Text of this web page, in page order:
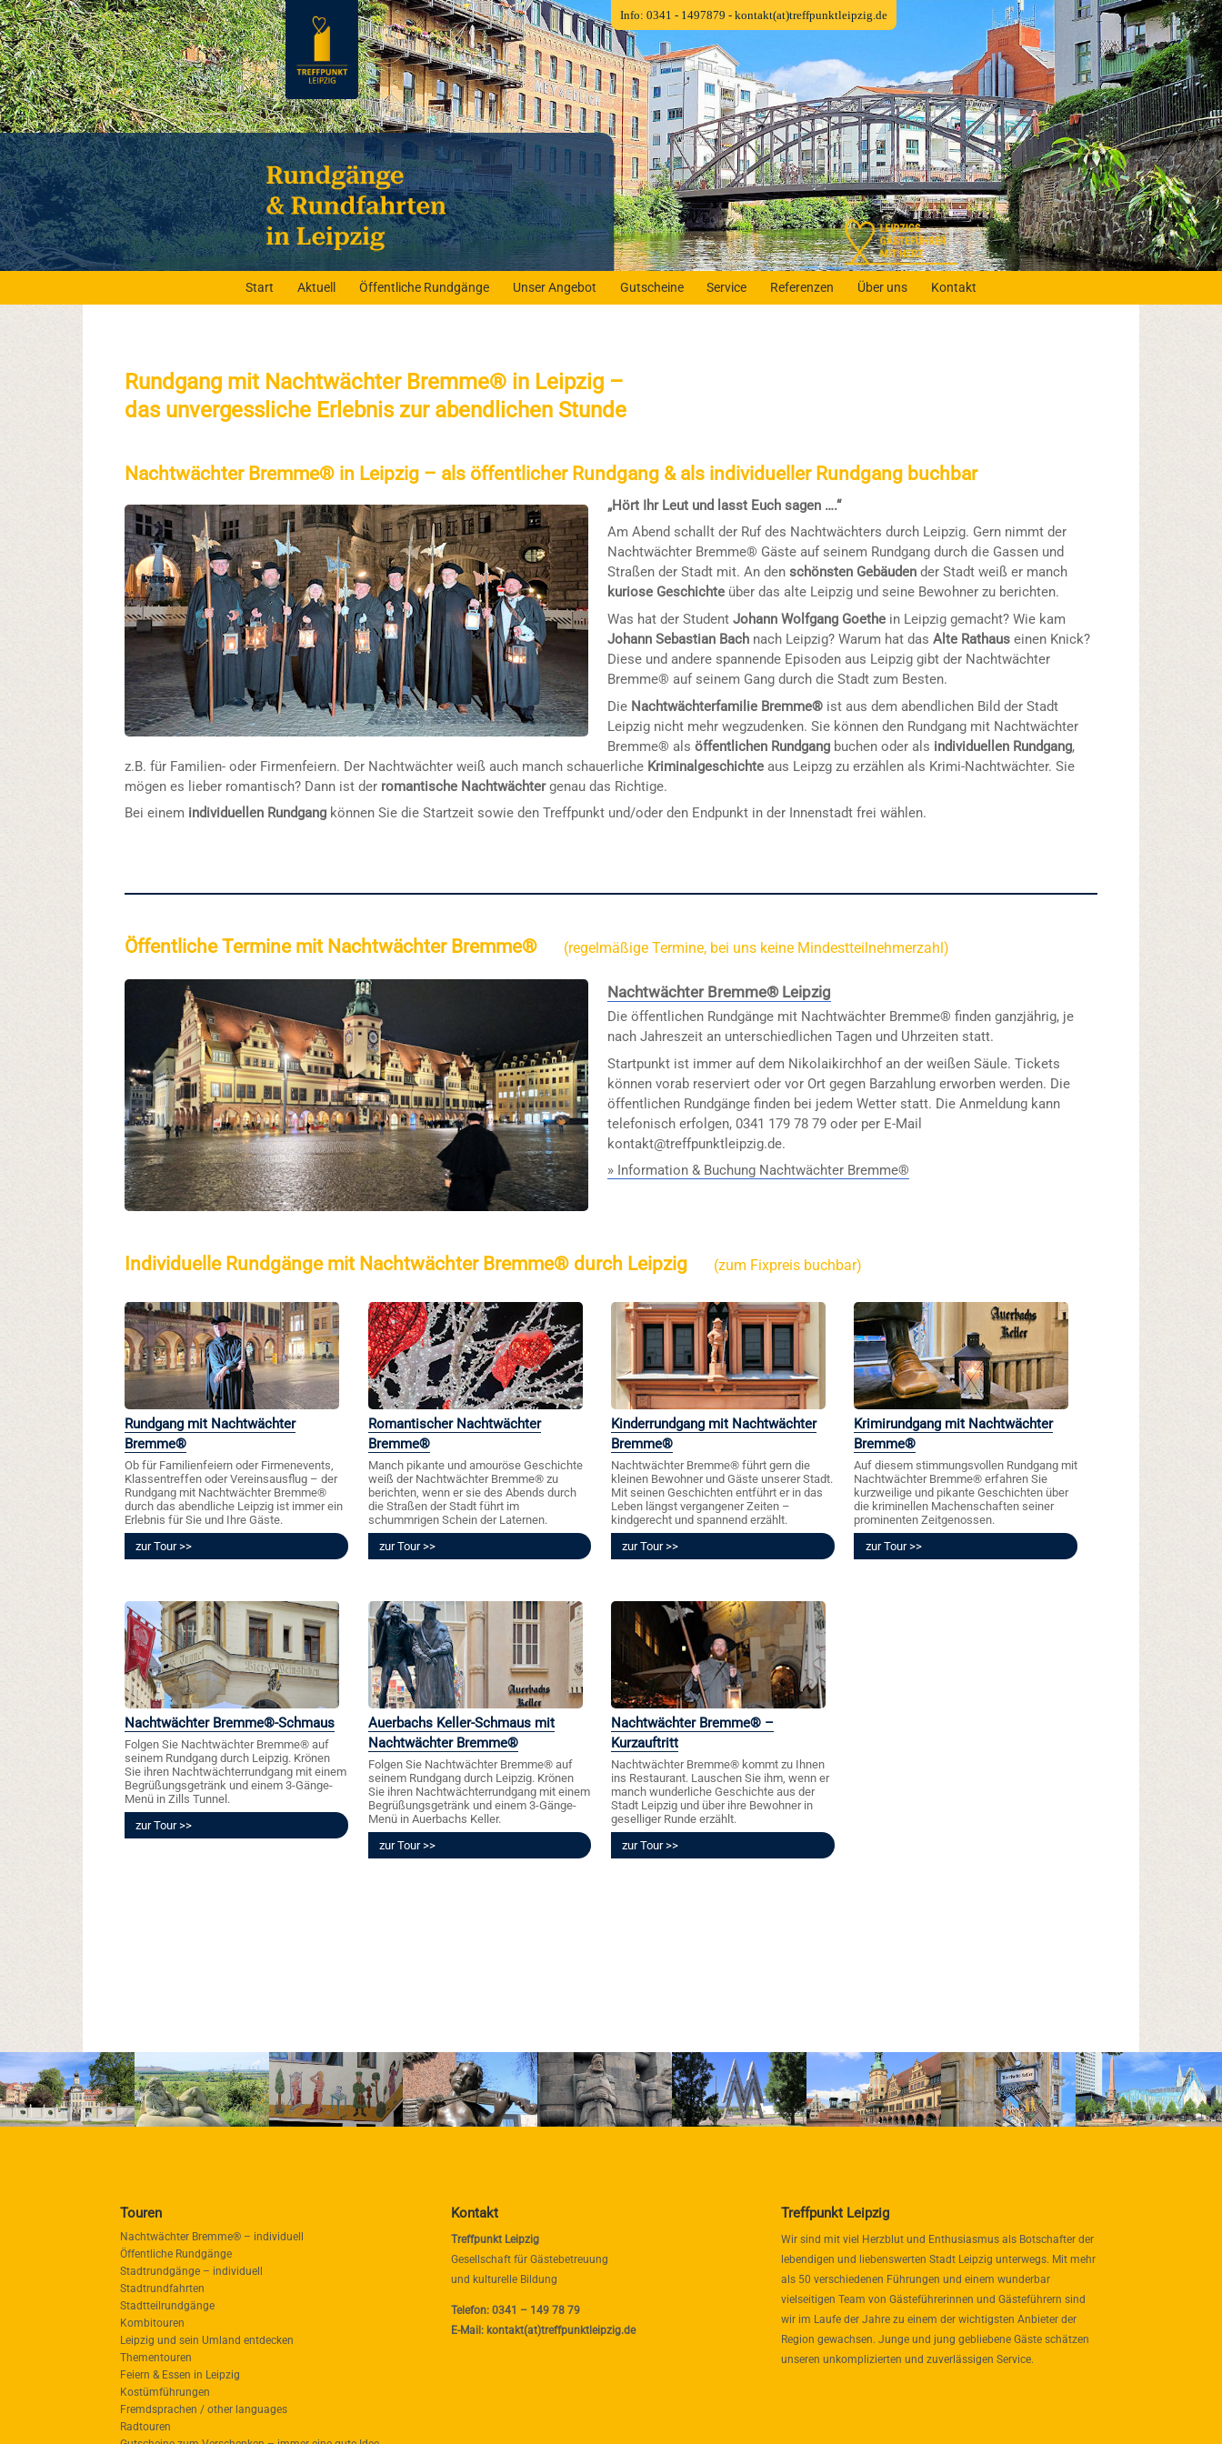
Start Aktuell Öffentliche Rundgänge Unser Angebot Gutscheine Service Referenzen Über uns Kontakt
Rundgang mit Nachtwächter Bremme® in Leipzig –
das unvergessliche Erlebnis zur abendlichen Stunde
Nachtwächter Bremme® in Leipzig – als öffentlicher Rundgang & als individueller Rundgang buchbar
„Hört Ihr Leut und lasst Euch sagen ….“
Am Abend schallt der Ruf des Nachtwächters durch Leipzig. Gern nimmt der
Nachtwächter Bremme® Gäste auf seinem Rundgang durch die Gassen und
Straßen der Stadt mit. An denschönsten Gebäuden der Stadt weiß er manch
kuriose Geschichte über das alte Leipzig und seine Bewohner zu berichten.
Was hat der StudentJohann Wolfgang Goethe in Leipzig gemacht? Wie kam
Johann Sebastian Bach nach Leipzig? Warum hat dasAlte Rathaus einen Knick?
Diese und andere spannende Episoden aus Leipzig gibt der Nachtwächter
Bremme® auf seinem Gang durch die Stadt zum Besten.
Die Nachtwächterfamilie Bremme® ist aus dem abendlichen Bild der Stadt
Leipzig nicht mehr wegzudenken. Sie können den Rundgang mit Nachtwächter
Bremme® alsöffentlichen Rundgang buchen oder als individuellen Rundgang,
z.B. für Familien- oder Firmenfeiern. Der Nachtwächter weiß auch manch schauerliche Kriminalgeschichte aus Leipzg zu erzählen als Krimi-Nachtwächter. Sie
mögen es lieber romantisch? Dann ist der romantische Nachtwächtergenau das Richtige.
Bei einem individuellen Rundgang können Sie die Startzeit sowie den Treffpunkt und/oder den Endpunkt in der Innenstadt frei wählen.
Öffentliche Termine mit Nachtwächter Bremme® (regelmäßige Termine, bei uns keine Mindestteilnehmerzahl)
Nachtwächter Bremme® Leipzig
Die öffentlichen Rundgänge mit Nachtwächter Bremme® finden ganzjährig, je
nach Jahreszeit an unterschiedlichen Tagen und Uhrzeiten statt.
Startpunkt ist immer auf dem Nikolaikirchhof an der weißen Säule. Tickets
können vorab reserviert oder vor Ort gegen Barzahlung erworben werden. Die
öffentlichen Rundgänge finden bei jedem Wetter statt. Die Anmeldung kann
telefonisch erfolgen, 0341 179 78 79 oder per E-Mail
kontakt@treffpunktleipzig.de.
» Information & Buchung Nachtwächter Bremme®
Individuelle Rundgänge mit Nachtwächter Bremme® durch Leipzig (zum Fixpreis buchbar)
Rundgang mit Nachtwächter
Bremme®
Ob für Familienfeiern oder Firmenevents,
Klassentreffen oder Vereinsausflug – der
Rundgang mit Nachtwächter Bremme®
durch das abendliche Leipzig ist immer ein
Erlebnis für Sie und Ihre Gäste.
zur Tour
Romantischer Nachtwächter
Bremme®
Manch pikante und amouröse Geschichte
weiß der Nachtwächter Bremme® zu
berichten, wenn er sie des Abends durch
die Straßen der Stadt führt im
schummrigen Schein der Laternen.
zur Tour
Kinderrundgang mit Nachtwächter
Bremme®
Nachtwächter Bremme® führt gern die
kleinen Bewohner und Gäste unserer Stadt.
Mit seinen Geschichten entführt er in das
Leben längst vergangener Zeiten –
kindgerecht und spannend erzählt.
zur Tour
Krimirundgang mit Nachtwächter
Bremme®
Auf diesem stimmungsvollen Rundgang mit
Nachtwächter Bremme® erfahren Sie
kurzweilige und pikante Geschichten über
die kriminellen Machenschaften seiner
prominenten Zeitgenossen.
zur Tour
Nachtwächter Bremme®-Schmaus
Folgen Sie Nachtwächter Bremme® auf
seinem Rundgang durch Leipzig. Krönen
Sie ihren Nachtwächterrundgang mit einem
Begrüßungsgetränk und einem 3-Gänge-
Menü in Zills Tunnel.
zur Tour
Auerbachs Keller-Schmaus mit
Nachtwächter Bremme®
Folgen Sie Nachtwächter Bremme® auf
seinem Rundgang durch Leipzig. Krönen
Sie ihren Nachtwächterrundgang mit einem
Begrüßungsgetränk und einem 3-Gänge-
Menü in Auerbachs Keller.
zur Tour
Nachtwächter Bremme® –
Kurzauftritt
Nachtwächter Bremme® kommt zu Ihnen
ins Restaurant. Lauschen Sie ihm, wenn er
manch wunderliche Geschichte aus der
Stadt Leipzig und über ihre Bewohner in
geselliger Runde erzählt.
zur Tour
Touren
Nachtwächter Bremme® – individuell
Öffentliche Rundgänge
Stadtrundgänge – individuell
Stadtrundfahrten
Stadtteilrundgänge
Kombitouren
Leipzig und sein Umland entdecken
Thementouren
Feiern & Essen in Leipzig
Kostümführungen
Fremdsprachen / other languages
Radtouren
Kontakt
Treffpunkt Leipzig
Gesellschaft für Gästebetreuung
und kulturelle Bildung
Telefon: 0341 – 149 78 79
E-Mail: kontakt(at)treffpunktleipzig.de
Treffpunkt Leipzig
Wir sind mit viel Herzblut und Enthusiasmus als Botschafter der
lebendigen und liebenswerten Stadt Leipzig unterwegs. Mit mehr
als 50 verschiedenen Führungen und einem wunderbar
vielseitigen Team von Gästeführerinnen und Gästeführern sind
wir im Laufe der Jahre zu einem der wichtigsten Anbieter der
Region gewachsen. Junge und jung gebliebene Gäste schätzen
unseren unkomplizierten und zuverlässigen Service.
Info: 0341 - 1497879 - kontakt(at)treffpunktleipzig.de